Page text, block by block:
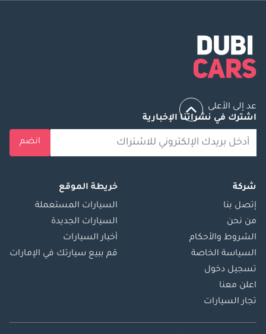
عد إلى الأعلى
اشترك في نشراتنا الإخبارية
انضم
شركة
إتصل بنا
من نحن
الشروط والأحكام
السياسة الخاصة
تسجيل دخول
اعلن معنا
تجار السيارات
خريطة الموقع
السيارات المستعملة
السيارات الجديدة
أخبار السيارات
قم ببيع سيارتك في الإمارات